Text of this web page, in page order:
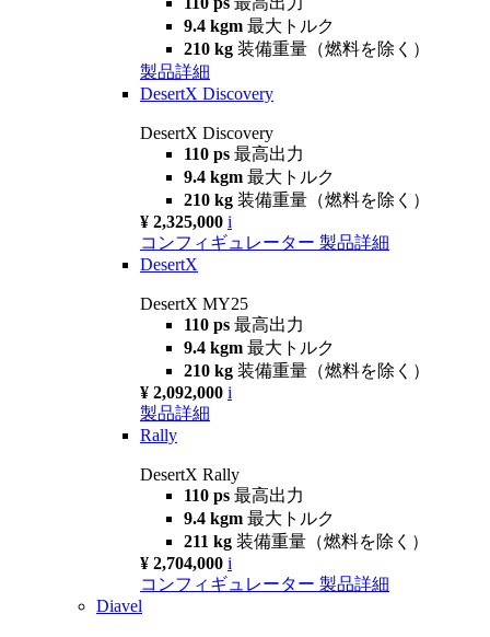
9.4 kgm 最大トルク
210 kg 装備重量（燃料を除く）
製品詳細
DesertX Discovery
DesertX Discovery
110 ps 最高出力
9.4 kgm 最大トルク
210 kg 装備重量（燃料を除く）
¥ 2,325,000 i
コンフィギュレーター 製品詳細
DesertX
DesertX MY25
110 ps 最高出力
9.4 kgm 最大トルク
210 kg 装備重量（燃料を除く）
¥ 2,092,000 i
製品詳細
Rally
DesertX Rally
110 ps 最高出力
9.4 kgm 最大トルク
211 kg 装備重量（燃料を除く）
¥ 2,704,000 i
コンフィギュレーター 製品詳細
Diavel